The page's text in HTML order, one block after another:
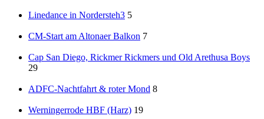
Linedance in Nordersteh3 5
CM-Start am Altonaer Balkon 7
Cap San Diego, Rickmer Rickmers und Old Arethusa Boys
29
ADFC-Nachtfahrt & roter Mond 8
Werningerrode HBF (Harz) 19